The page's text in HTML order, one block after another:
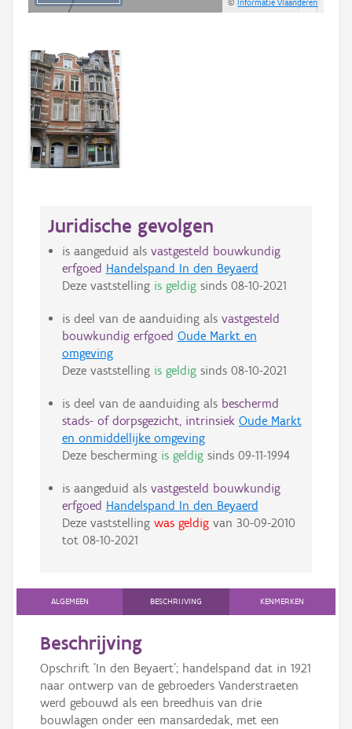
©Informatie Vlaanderen
Juridische gevolgen
is aangeduid als vastgesteld bouwkundig
erfgoed Handelspand In den Beyaerd
Deze vaststelling is geldigsinds 08-10-2021
is deel van de aanduiding als vastgesteld
bouwkundig erfgoed Oude Markt en
omgeving
Deze vaststelling is geldigsinds 08-10-2021
is deel van de aanduiding als beschermd
stads- of dorpsgezicht, intrinsiek Oude Markt
en onmiddellijke omgeving
Deze bescherming is geldigsinds 09-11-1994
is aangeduid als vastgesteld bouwkundig
erfgoed Handelspand In den Beyaerd
Deze vaststelling was geldigvan 30-09-2010
tot 08-10-2021
ALGEMEEN BESCHRIJVING KENMERKEN
Beschrijving
Opschrift 'In den Beyaert'; handelspand dat in 1921
naar ontwerp van de gebroeders Vanderstraeten
werd gebouwd als een breedhuis van drie
bouwlagen onder een mansardedak, met een